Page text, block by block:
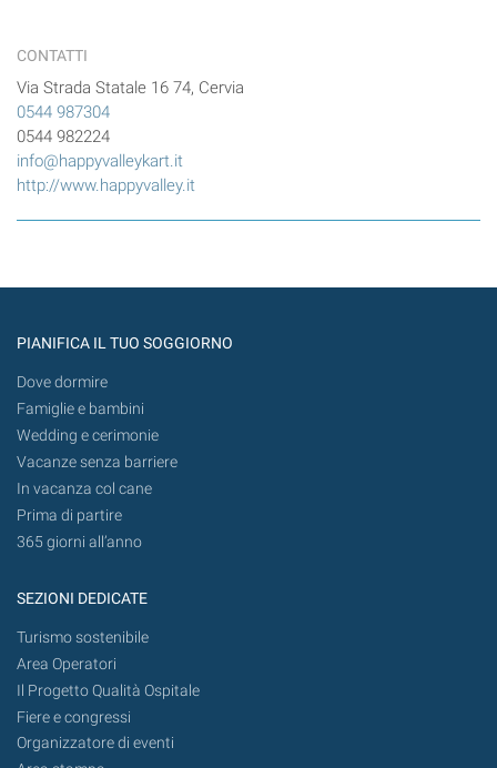
CONTATTI
Via Strada Statale 16 74, Cervia
0544 987304
0544 982224
info@happyvalleykart.it
http://www.happyvalley.it
PIANIFICA IL TUO SOGGIORNO
Dove dormire
Famiglie e bambini
Wedding e cerimonie
Vacanze senza barriere
In vacanza col cane
Prima di partire
365 giorni all’anno
SEZIONI DEDICATE
Turismo sostenibile
Area Operatori
Il Progetto Qualità Ospitale
Fiere e congressi
Organizzatore di eventi